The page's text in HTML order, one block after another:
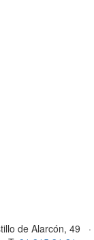
de Alarcón, 49 ·